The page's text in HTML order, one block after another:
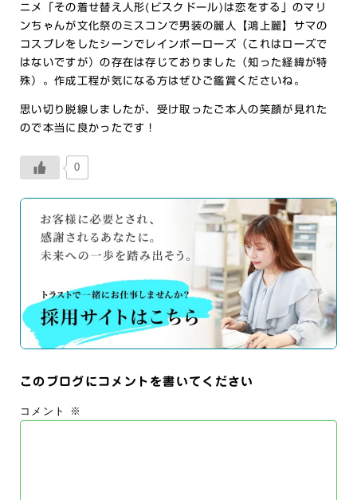
ニメ「その着せ替え人形(ビスクドール)は恋をする」のマリ
ンちゃんが文化祭のミスコンで男装の麗人【鴻上麗】サマの
コスプレをしたシーンでレインボーローズ（これはローズで
はないですが）の存在は存じておりました（知った経緯が特
殊）。作成工程が気になる方はぜひご鑑賞くださいね。
思い切り脱線しましたが、受け取ったご本人の笑顔が見れた
ので本当に良かったです！
0
このブログにコメントを書いてください
コメント ※